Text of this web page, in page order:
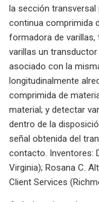
la sección transversal
continua comprimida
formadora de
varillas un
asociado con la
longitudinalmente
comprimida de
material; y detectar
dentro de la
señal obtenida del
contacto. Inventores:
Virginia); Rosana C.
Client Services